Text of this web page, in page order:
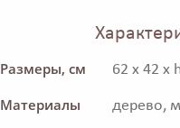
Размеры, см 62 x 42 x
Материалы дерево,